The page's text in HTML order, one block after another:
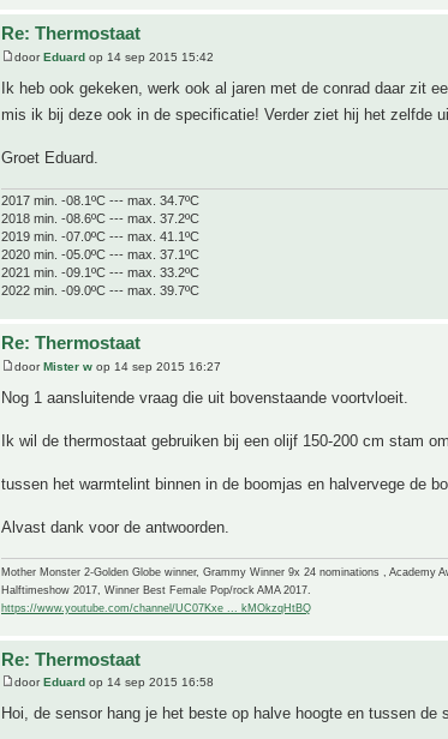
Re: Thermostaat
doorEduard op 14 sep 2015 15:42
Ik heb ook gekeken, werk ook al jaren met de conrad daar zit
mis ik bij deze ook in de specificatie! Verder ziet hij het zelfde
Groet Eduard.
2017 min. -08.1ºC --- max. 34.7ºC
2018 min. -08.6ºC --- max. 37.2ºC
2019 min. -07.0ºC --- max. 41.1ºC
2020 min. -05.0ºC --- max. 37.1ºC
2021 min. -09.1ºC --- max. 33.2ºC
2022 min. -09.0ºC --- max. 39.7ºC
Re: Thermostaat
doorMister w op 14 sep 2015 16:27
Nog 1 aansluitende vraag die uit bovenstaande voortvloeit.
Ik wil de thermostaat gebruiken bij een olijf 150-200 cm stam
tussen het warmtelint binnen in de boomjas en halvervege de
Alvast dank voor de antwoorden.
Mother Monster 2-Golden Globe winner, Grammy Winner 9x 24 nominations , Academy
Halftimeshow 2017, Winner Best Female Pop/rock AMA 2017.
https://www.youtube.com/channel/UC07Kxe ... kMOkzqHtBQ
Re: Thermostaat
doorEduard op 14 sep 2015 16:58
Hoi, de sensor hang je het beste op halve hoogte en tussen de